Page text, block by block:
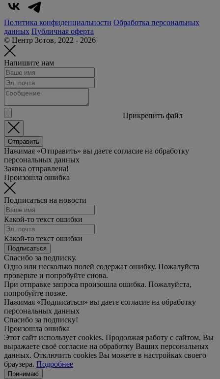
Политика конфиденциальности Обработка персональных
данных Публичная оферта
© Центр Зотов, 2022 - 2026
Напишите нам
Прикрепить файл
Отправить
Нажимая «Отправить» вы даете согласие на обработку
персональных данных
Заявка отправлена!
Произошла ошибка
Подписаться на новости
Какой-то текст ошибки
Какой-то текст ошибки
Подписаться
Спасибо за подписку.
Одно или несколько полей содержат ошибку. Пожалуйста
проверьте и попробуйте снова.
При отправке запроса произошла ошибка. Пожалуйста,
попробуйте позже.
Нажимая «Подписаться» вы даете согласие на обработку
персональных данных
Спасибо за подписку!
Произошла ошибка
Этот сайт использует cookies. Продолжая работу с сайтом, Вы
выражаете своё согласие на обработку Ваших персональных
данных. Отключить cookies Вы можете в настройках своего
браузера. Подробнее
Принимаю